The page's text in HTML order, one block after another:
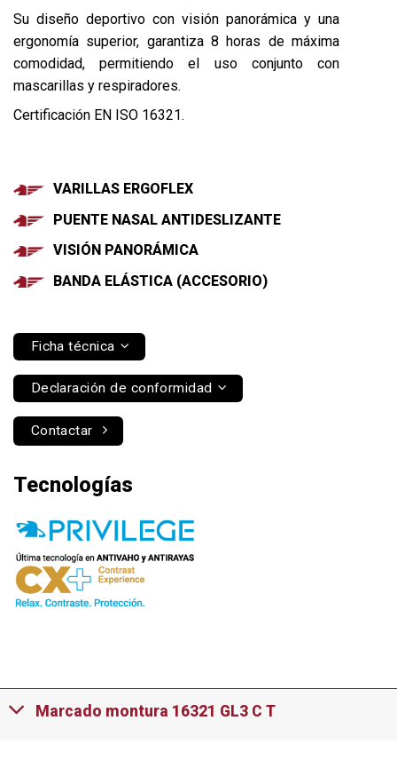
Su diseño deportivo con visión panorámica y una
ergonomía superior, garantiza 8 horas de máxima
comodidad, permitiendo el uso conjunto con
mascarillas y respiradores.
Certificación EN ISO 16321.
VARILLAS ERGOFLEX
PUENTE NASAL ANTIDESLIZANTE
VISIÓN PANORÁMICA
BANDA ELÁSTICA (ACCESORIO)
Ficha técnica
Declaración de conformidad
Contactar
Tecnologías
Marcado montura 16321 GL3 C T